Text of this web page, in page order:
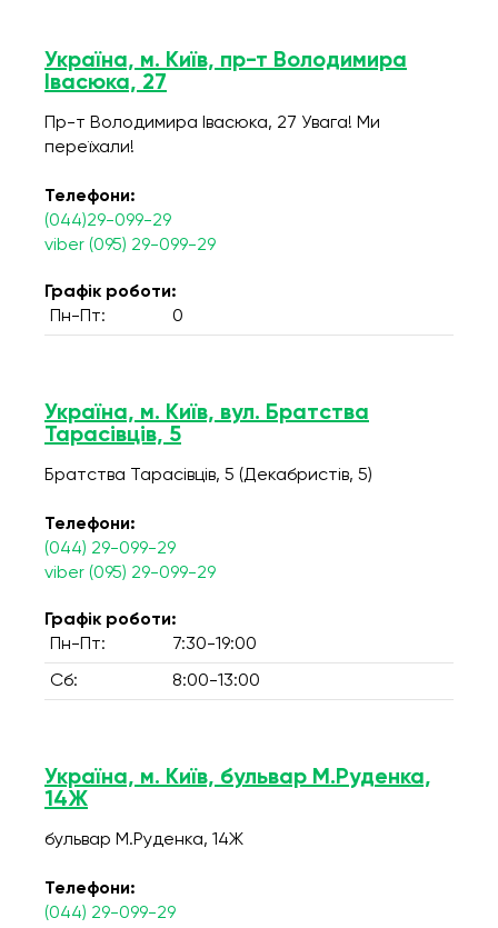
Україна, м. Київ, пр-т Володимира
Івасюка, 27
Пр-т Володимира Івасюка, 27 Увага! Ми
переїхали!
Телефони:
(044)29-099-29
viber (095) 29-099-29
Графік роботи:
Пн-Пт:
0
Україна, м. Київ, вул. Братства
Тарасівців, 5
Братства Тарасівців, 5 (Декабристів, 5)
Телефони:
(044) 29-099-29
viber (095) 29-099-29
Графік роботи:
Пн-Пт:
7:30-19:00
Сб: 8:00-13:00
Україна, м. Київ, бульвар М.Руденка,
14Ж
бульвар М.Руденка, 14Ж
Телефони:
(044) 29-099-29